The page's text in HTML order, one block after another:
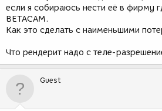
и
я
если я собираюсь нести её в фирму
BETACAM.
Как это сделать с наименьшими
Что рендерит надо с теле-
Guest